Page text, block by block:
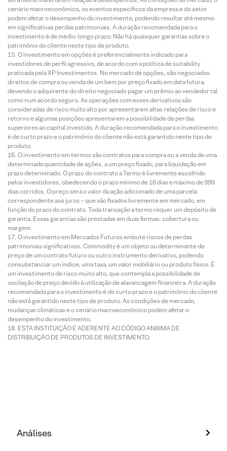
cenário macroeconômico, os eventos específicos da empresa e do setor
podem afetar o desempenho do investimento, podendo resultar até mesmo
em significativas perdas patrimoniais. A duração recomendada para o
investimento é de médio-longo prazo. Não há quaisquer garantias sobre o
patrimônio do cliente neste tipo de produto.
O investimento em opções é preferencialmente indicado para
investidores de perfil agressivo, de acordo com a política de suitability
praticada pela XP Investimentos. No mercado de opções, são negociados
direitos de compra ou venda de um bem por preço fixado em data futura,
devendo o adquirente do direito negociado pagar um prêmio ao vendedor tal
como num acordo seguro. As operações com esses derivativos são
consideradas de risco muito alto por apresentarem altas relações de risco e
retorno e algumas posições apresentarem a possibilidade de perdas
superiores ao capital investido. A duração recomendada para o investimento
é de curto prazo e o patrimônio do cliente não está garantido neste tipo de
produto.
O investimento em termos são contratos para compra ou a venda de uma
determinada quantidade de ações, a um preço fixado, para liquidação em
prazo determinado. O prazo do contrato a Termo é livremente escolhido
pelos investidores, obedecendo o prazo mínimo de 16 dias e máximo de 999
dias corridos. O preço será o valor da ação adicionado de uma parcela
correspondente aos juros – que são fixados livremente em mercado, em
função do prazo do contrato. Toda transação a termo requer um depósito de
garantia. Essas garantias são prestadas em duas formas: cobertura ou
margem.
O investimento em Mercados Futuros embute riscos de perdas
patrimoniais significativos. Commodity é um objeto ou determinante de
preço de um contrato futuro ou outro instrumento derivativo, podendo
consubstanciar um índice, uma taxa, um valor mobiliário ou produto físico. É
um investimento de risco muito alto, que contempla a possibilidade de
oscilação de preço devido à utilização de alavancagem financeira. A duração
recomendada para o investimento é de curto prazo e o patrimônio do cliente
não está garantido neste tipo de produto. As condições de mercado,
mudanças climáticas e o cenário macroeconômico podem afetar o
desempenho do investimento.
ESTA INSTITUIÇÃO É ADERENTE AO CÓDIGO ANBIMA DE
DISTRIBUIÇÃO DE PRODUTOS DE INVESTIMENTO.
Análises